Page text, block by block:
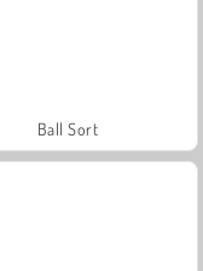
Ball Sort